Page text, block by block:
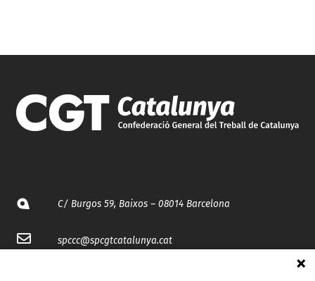
C/ Burgos 59, Baixos – 08014 Barcelona
spccc@spcgtcatalunya.cat